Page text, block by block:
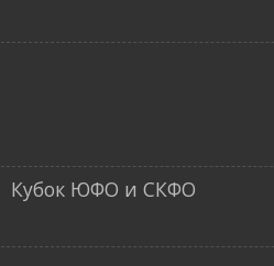
Кубок ЮФО и СКФО